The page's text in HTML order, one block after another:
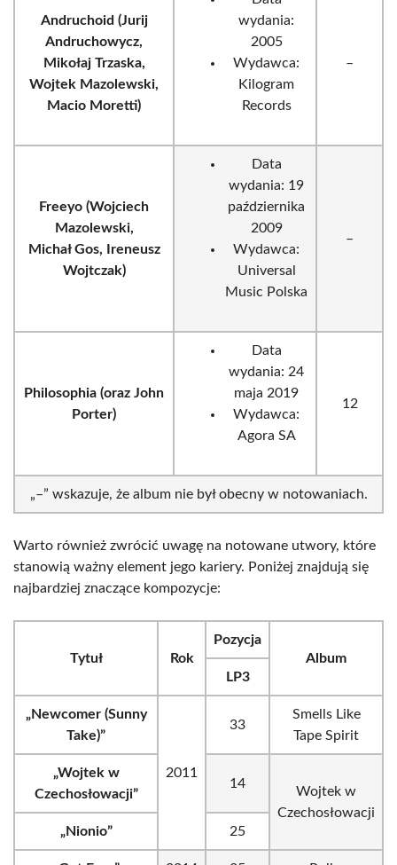
Andruchoid (Jurij
Andruchowycz,
Mikołaj Trzaska,
Wojtek Mazolewski,
Macio Moretti)
wydania:
2005
Wydawca:
Kilogram
Records
–
Freeyo (Wojciech
Mazolewski,
Michał Gos, Ireneusz
Wojtczak)
Data
wydania: 19
października
2009
Wydawca:
Universal
Music Polska
–
Philosophia (oraz John
Porter)
Data
wydania: 24
maja 2019
Wydawca:
Agora SA
12
„–” wskazuje, że album nie był obecny w notowaniach.
Warto również zwrócić uwagę na notowane utwory, które
stanowią ważny element jego kariery. Poniżej znajdują się
najbardziej znaczące kompozycje:
Tytuł Rok
Pozycja
Album
LP3
„Newcomer (Sunny
Take)”
2011
33
Smells Like
Tape Spirit
„Wojtek w
Czechosłowacji”
14
Wojtek w
Czechosłowacji
„Nionio”
25